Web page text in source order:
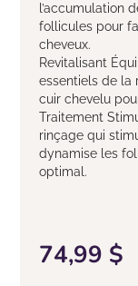
l’accumulation
follicules pour
cheveux.
Revitalisant
essentiels de la
cuir chevelu
Traitement
rinçage qui
dynamise les
optimal.
74,99 $